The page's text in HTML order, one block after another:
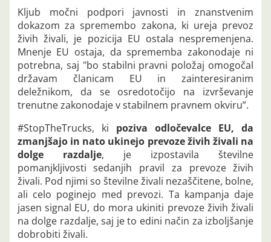
Kljub močni podpori javnosti in znanstvenim
dokazom za spremembo zakona, ki ureja prevoz
živih živali, je pozicija EU ostala nespremenjena.
Mnenje EU ostaja, da sprememba zakonodaje ni
potrebna, saj "bo stabilni pravni položaj omogočal
državam članicam EU in zainteresiranim
deležnikom, da se osredotočijo na izvrševanje
trenutne zakonodaje v stabilnem pravnem okviru”.
#StopTheTrucks, ki poziva odločevalce EU, da
zmanjšajo in nato ukinejo prevoze živih živali na
dolge razdalje, je izpostavila številne
pomanjkljivosti sedanjih pravil za prevoze živih
živali. Pod njimi so številne živali nezaščitene, bolne,
ali celo poginejo med prevozi. Ta kampanja daje
jasen signal EU, do mora ukiniti prevoze živih živali
na dolge razdalje, saj je to edini način za izboljšanje
dobrobiti živali.